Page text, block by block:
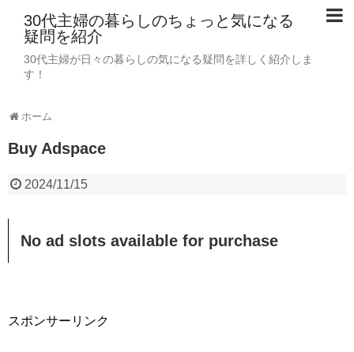
30代主婦の暮らしのちょっと気になる
疑問を紹介
30代主婦が日々の暮らしの気になる疑問を詳しく紹介しま
す！
ホーム
Buy Adspace
2024/11/15
No ad slots available for purchase
スポンサーリンク